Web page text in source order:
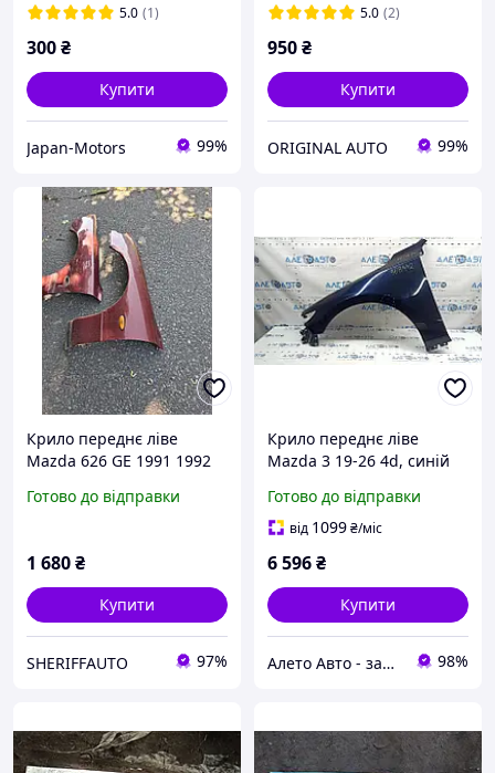
KB8A51W24A /
5.0 (1)
300₴
Купити
Japan-Motors 99%
KB7W51W80B5.0 (2)
950₴
Купити
ORIGINAL AUTO 99%
Крило переднє ліве
Mazda 626 GE 1991 1992
крылья мазда крило
Готово до відправки
1 680₴
Купити
SHERIFFAUTO 97%
Крило переднє ліве
Mazda 3 19-26 4d, синій
Готово до відправки
від 1099₴/міс
6 596₴
Купити
Алето Авто - запчастини на авто зі США 98%